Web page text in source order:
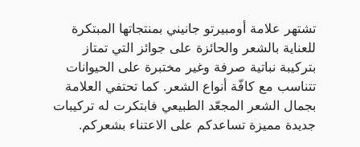
تشتهر علامة أومبيرتو جانيني بمنتجاتها المبتكرة
للعناية بالشعر والحائزة على جوائز التي تمتاز
بتركيبة نباتية صرفة وغير مختبرة على الحيوانات
تتناسب مع كافّة أنواع الشعر. كما تحتفي العلامة
بجمال الشعر المجعّد الطبيعي فابتكرت له تركيبات
جديدة مميزة تساعدكم على الاعتناء بشعركم.